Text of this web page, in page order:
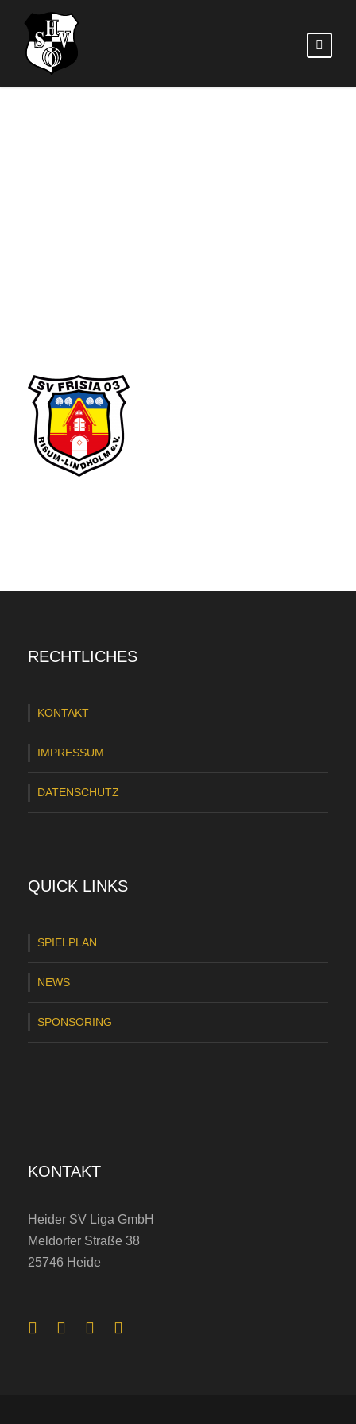
RECHTLICHES
KONTAKT
IMPRESSUM
DATENSCHUTZ
QUICK LINKS
SPIELPLAN
NEWS
SPONSORING
KONTAKT
Heider SV Liga GmbH
Meldorfer Straße 38
25746 Heide